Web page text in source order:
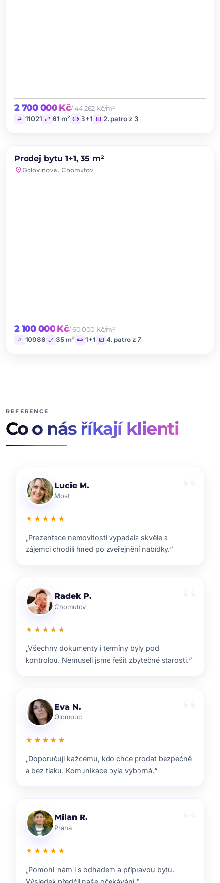
2 700 000 Kč/ 44 262 Kč/m²
tag 11021 open_in_full 61 m² chair 3+1 stairs 2. patro z 3
PRODEJ
Prodej bytu 1+1, 35 m²
location_onGolovinova, Chomutov
2 100 000 Kč/ 60 000 Kč/m²
tag 10986 open_in_full 35 m² chair 1+1 stairs 4. patro z 7
REFERENCE
Co o nás říkají klienti
Klára D.
Pardubice
★★★★★
„Rychlá reakce, dobrý marketing a férové jednání.
Přesně takhle si představuji realitní služby.“
Pavel B.
Brno
★★★★★
„Od prvního setkání bylo jasné, že ví, co dělají.
Prodej proběhl hladce a za dobrou cenu.“
Lenka T.
Plzeň
★★★★★
„Velmi příjemná spolupráce. Každý krok nám
vysvětlili a vždy jsme věděli, co nás čeká.“
Ondřej S.
Liberec
★★★★★
„ZOO reality nám pomohli s prodejem domu i s
navazujícím hledáním nového bydlení.“